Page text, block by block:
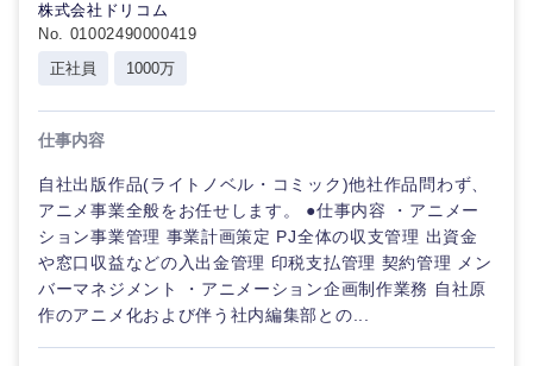
山口県
株式会社ドリコム
No. 01002490000419
正社員
1000万
仕事内容
自社出版作品(ライトノベル・コミック)他社作品問わず、
アニメ事業全般をお任せします。 ●仕事内容 ・アニメー
ション事業管理 事業計画策定 PJ全体の収支管理 出資金
や窓口収益などの入出金管理 印税支払管理 契約管理 メン
バーマネジメント ・アニメーション企画制作業務 自社原
作のアニメ化および伴う社内編集部との...